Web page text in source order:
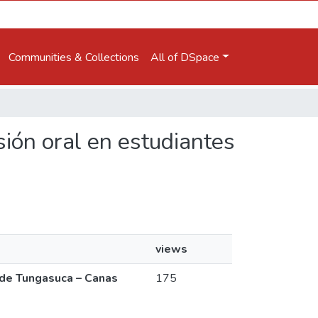
Communities & Collections All of DSpace
oral en estudiantes
views
Tungasuca – Canas
175